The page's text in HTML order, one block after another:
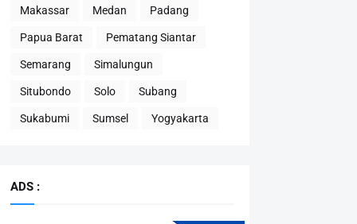
Makassar Medan Padang
Papua Barat Pematang Siantar
Semarang Simalungun
Situbondo Solo Subang
Sukabumi Sumsel Yogyakarta
ADS :